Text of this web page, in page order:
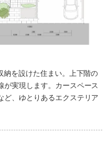
を設けた住まい。上下階の
実現します。カースペース
、ゆとりあるエクステリア